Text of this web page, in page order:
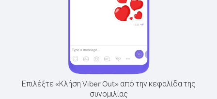
Επιλέξτε «Κλήση Viber Out» από την κεφαλίδα της
συνομιλίας